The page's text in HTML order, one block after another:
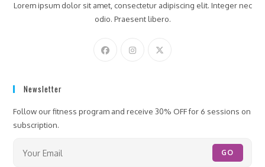
Lorem ipsum dolor sit amet, consectetur adipiscing elit. Integer nec
odio. Praesent libero.
Newsletter
Follow our fitness program and receive 30% OFF for 6 sessions on
subscription.
GO